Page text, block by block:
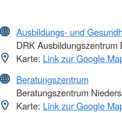
Ausbildungs- und
DRK Ausbildungszentrum
Karte: Link zur Google
Beratungszentrum
Beratungszentrum
Karte: Link zur Google